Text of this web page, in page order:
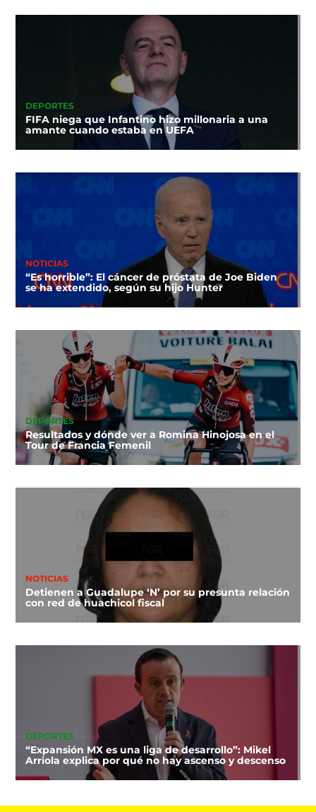
DEPORTES
FIFA niega que Infantino hizo millonaria a una
amante cuando estaba en UEFA
NOTICIAS
“Es horrible”: El cáncer de próstata de Joe Biden
se ha extendido, según su hijo Hunter
DEPORTES
Resultados y dónde ver a Romina Hinojosa en el
Tour de Francia Femenil
NOTICIAS
Detienen a Guadalupe ‘N’ por su presunta relación
con red de huachicol fiscal
DEPORTES
“Expansión MX es una liga de desarrollo”: Mikel
Arriola explica por qué no hay ascenso y descenso